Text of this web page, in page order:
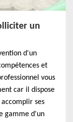
un
d'un
et
vous
car il dispose
ses
gamme d'un